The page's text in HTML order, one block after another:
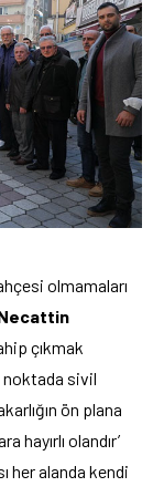
olmamaları
çıkmak
noktada sivil
ön plana
hayırlı olandır’
her alanda kendi